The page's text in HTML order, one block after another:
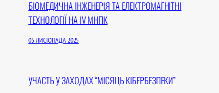
БІОМЕДИЧНА ІНЖЕНЕРІЯ ТА ЕЛЕКТРОМАГНІТНІ
ТЕХНОЛОГІЇ НА IV МНПК
05 ЛИСТОПАДА 2025
УЧАСТЬ У ЗАХОДАХ “МІСЯЦЬ КІБЕРБЕЗПЕКИ”